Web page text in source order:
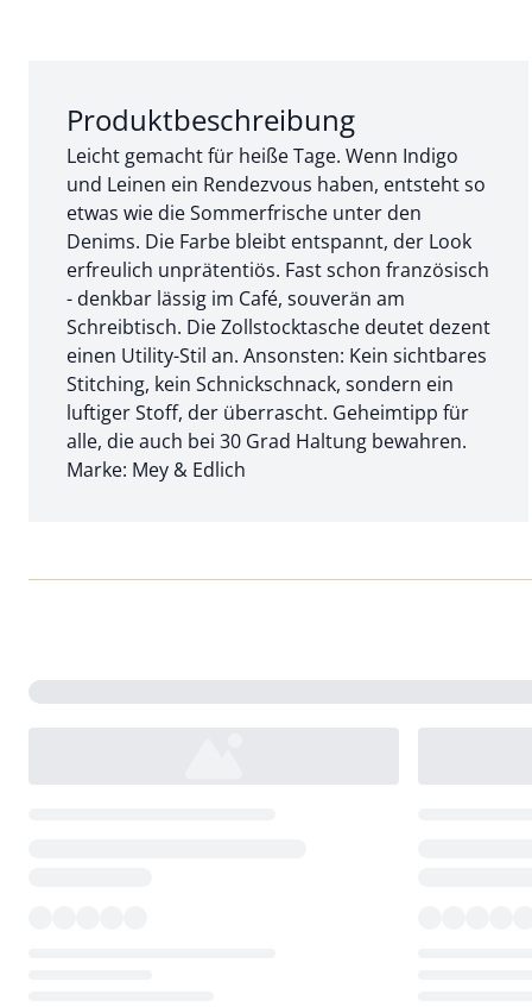
Abschnitt 1 von 3:
Produktbeschreibung
Leicht gemacht für heiße Tage. Wenn Indigo
und Leinen ein Rendezvous haben, entsteht so
etwas wie die Sommerfrische unter den
Denims. Die Farbe bleibt entspannt, der Look
erfreulich unprätentiös. Fast schon französisch
- denkbar lässig im Café, souverän am
Schreibtisch. Die Zollstocktasche deutet dezent
einen Utility-Stil an. Ansonsten: Kein sichtbares
Stitching, kein Schnickschnack, sondern ein
luftiger Stoff, der überrascht. Geheimtipp für
alle, die auch bei 30 Grad Haltung bewahren.
Marke: Mey & Edlich